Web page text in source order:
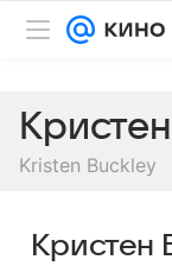
Kristen Buckley
Кристен